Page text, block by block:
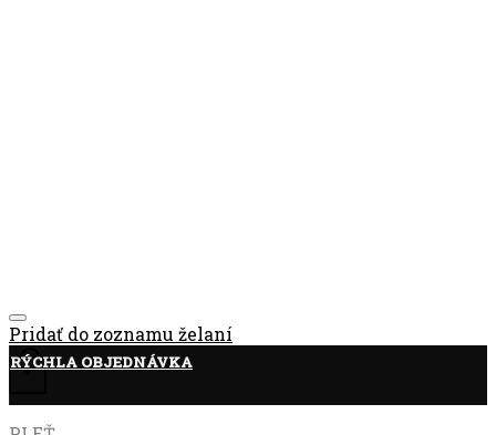
Pridať do zoznamu želaní
+
RÝCHLA OBJEDNÁVKA